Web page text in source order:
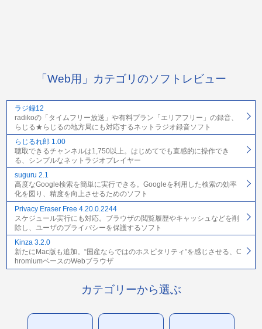
「Web用」カテゴリのソフトレビュー
ラジ録12
radikoの「タイムフリー放送」や有料プラン「エリアフリー」の録音、
らじる★らじるの地方局にも対応するネットラジオ録音ソフト
らじるれ郎 1.00
聴取できるチャンネルは1,750以上。はじめてでも直感的に操作でき
る、シンプルなネットラジオプレイヤー
suguru 2.1
高度なGoogle検索を簡単に実行できる。Googleを利用した検索の効率
化を図り、精度を向上させるためのソフト
Privacy Eraser Free 4.20.0.2244
スケジュール実行にも対応。ブラウザの閲覧履歴やキャッシュなどを削
除し、ユーザのプライバシーを保護するソフト
Kinza 3.2.0
新たにMac版も追加。“国産ならではのホスピタリティ”を感じさせる、C
hromiumベースのWebブラウザ
カテゴリーから選ぶ